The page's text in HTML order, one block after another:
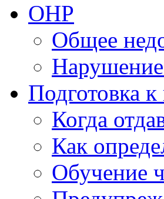
ОНР
Общее
Нарушение
Подготовка
Когда
Как
Обучение